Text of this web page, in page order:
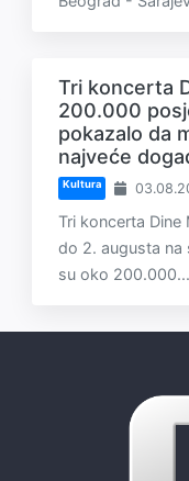
Tri koncerta
200.000
pokazalo da
najveće
Kultura
Tri koncerta Dine
do 2. augusta na
su oko 200.000...